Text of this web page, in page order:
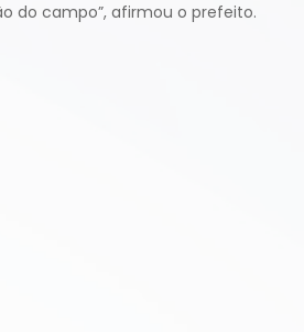
do campo”, afirmou o prefeito.